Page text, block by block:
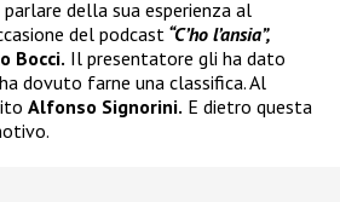
della sua esperienza al
del podcast “C’ho l’ansia”,
Bocci. Il presentatore gli ha dato
dovuto farne una classifica. Al
Alfonso Signorini. E dietro questa